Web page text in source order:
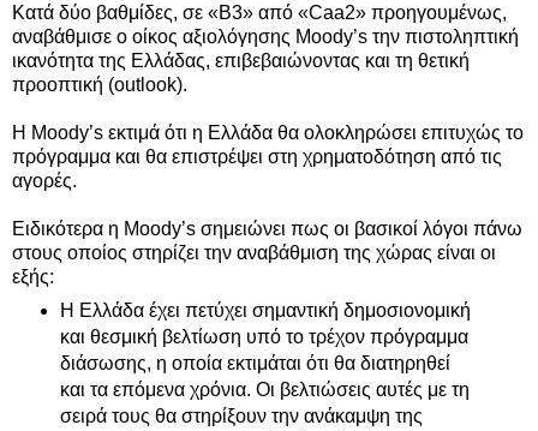
Κατά δύο βαθμίδες, σε «Β3» από «Caa2» προηγουμένως,
αναβάθμισε ο οίκος αξιολόγησης Moody’s την πιστοληπτική
ικανότητα της Ελλάδας, επιβεβαιώνοντας και τη θετική
προοπτική (outlook).
Η Moody’s εκτιμά ότι η Ελλάδα θα ολοκληρώσει επιτυχώς το
πρόγραμμα και θα επιστρέψει στη χρηματοδότηση από τις
αγορές.
Ειδικότερα η Moody’s σημειώνει πως οι βασικοί λόγοι πάνω
στους οποίος στηρίζει την αναβάθμιση της χώρας είναι οι
εξής:
Η Ελλάδα έχει πετύχει σημαντική δημοσιονομική
και θεσμική βελτίωση υπό το τρέχον πρόγραμμα
διάσωσης, η οποία εκτιμάται ότι θα διατηρηθεί
και τα επόμενα χρόνια. Οι βελτιώσεις αυτές με τη
σειρά τους θα στηρίξουν την ανάκαμψη της